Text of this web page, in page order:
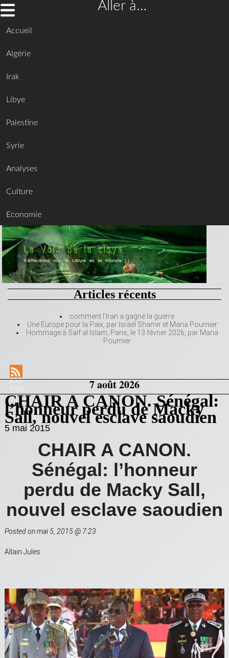
Aller à…
Accueil
Algérie
Irak
Libye
Palestine
Syrie
Analyses
Culture
Economie
Articles récents
comment l’Iran a gagné la guerre
Une Europe pour la Paix, par Israël Shamir et Maria Poumier
Hommage à Saif al Islam, Paris, le 13 février 2026, par Maria
Poumier
RSS
Feed
7 août 2026
CHAIR A CANON. Sénégal:
l’honneur perdu de Macky
Sall, nouvel esclave saoudien
5 mai 2015
CHAIR A CANON.
Sénégal: l’honneur
perdu de Macky Sall,
nouvel esclave saoudien
Posted on mai 5, 2015 @ 7:23
Allain Jules